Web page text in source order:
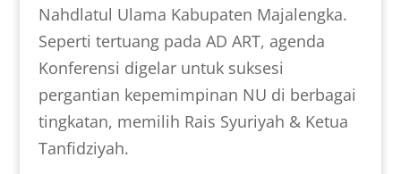
Nahdlatul Ulama Kabupaten Majalengka.
Seperti tertuang pada AD ART, agenda
Konferensi digelar untuk suksesi
pergantian kepemimpinan NU di berbagai
tingkatan, memilih Rais Syuriyah & Ketua
Tanfidziyah.